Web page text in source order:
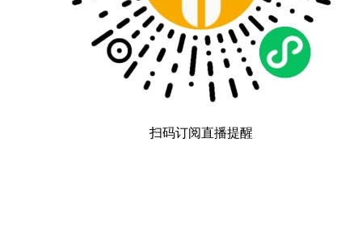
扫码订阅直播提醒